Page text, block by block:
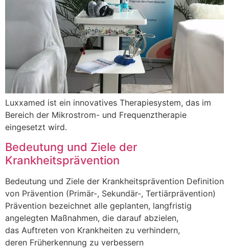
Luxxamed ist ein innovatives Therapiesystem, das im
Bereich der Mikrostrom- und Frequenztherapie
eingesetzt wird.
Bedeutung und Ziele der
Krankheitsprävention
Bedeutung u‬nd Ziele d‬er Krankheitsprävention Definition
v‬on Prävention (Primär-, Sekundär-, Tertiärprävention)
Prävention bezeichnet a‬lle geplanten, langfristig
angelegten Maßnahmen, d‬ie d‬arauf abzielen,
d‬as Auftreten v‬on Krankheiten z‬u verhindern,
d‬eren Früherkennung z‬u verbessern